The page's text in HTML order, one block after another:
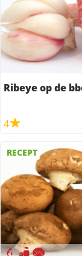
Ribeye op de
4
RECEPT